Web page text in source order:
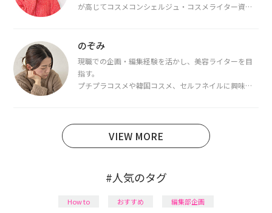
が高じてコスメコンシェルジュ・コスメライター資格
断・骨格診断によるイメージコンサルティングも行っ
のぞみ
現職での企画・編集経験を活かし、美容ライターを目
指す。
プチプラコスメや韓国コスメ、セルフネイルに興味が
日本化粧品検定1級保有。
VIEW MORE
#人気のタグ
How to おすすめ
編集部企画